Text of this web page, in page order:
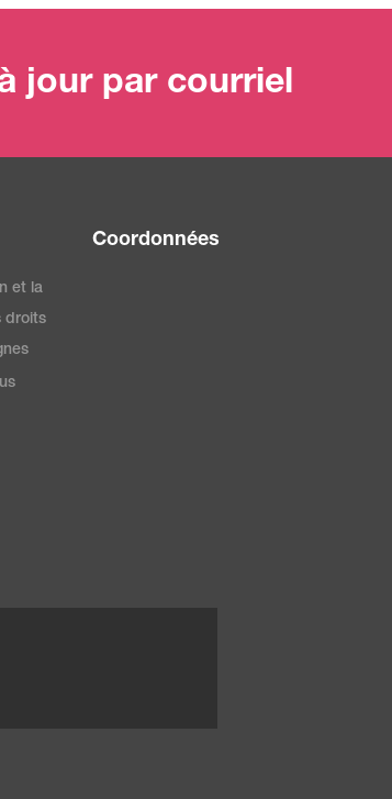
jour par courriel
et la
droits
Coordonnées